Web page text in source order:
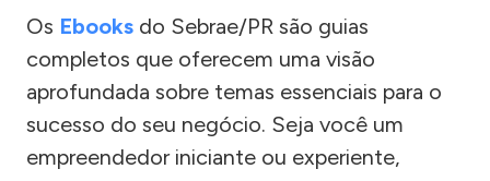
Os Ebooks do Sebrae/PR são guias
completos que oferecem uma visão
aprofundada sobre temas essenciais para o
sucesso do seu negócio. Seja você um
empreendedor iniciante ou experiente,